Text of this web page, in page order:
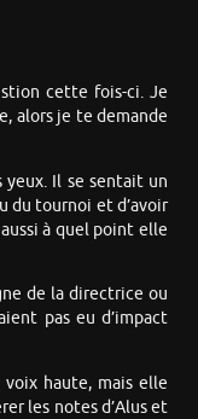
cette fois-ci. Je
alors je te demande
Il se sentait un
du tournoi et d’avoir
à quel point elle
de la directrice ou
pas eu d’impact
voix haute, mais elle
les notes d’Alus et